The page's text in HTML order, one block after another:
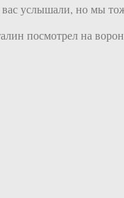
услышали, но мы
посмотрел на